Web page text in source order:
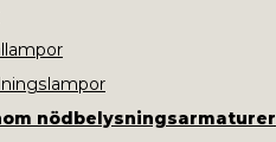
nödbelysningsarmaturer